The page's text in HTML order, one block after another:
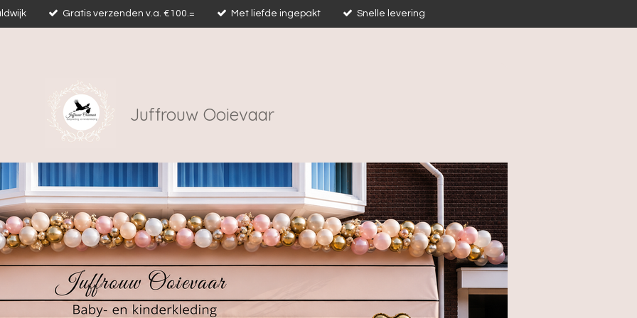
Gratis verzenden v.a. €100.= Met liefde ingepakt Snelle levering
Juffrouw Ooievaar